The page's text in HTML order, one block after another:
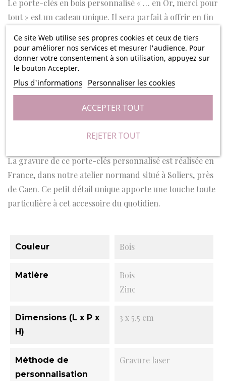
Ce site Web utilise ses propres cookies et ceux de tiers
pour améliorer nos services et mesurer l'audience. Pour
donner votre consentement à son utilisation, appuyez sur
le bouton Accepter.
Plus d'informations Personnaliser les cookies
REJETER TOUT
ACCEPTER TOUT
Le porte-clés en bois personnalisé « … en Or, merci pour
tout » est un cadeau unique. Il sera parfait à offrir en fin
ce joli porte-clés en bois avec le mot de votre choix :
Maîtresse, Éducatrice, Orthophoniste, Nounou… et d’y
ajouter le prénom de votre enfant au bas.
Avec ses dimensions de 3 x 5,5 cm, il est idéal pour
s’attacher à un trousseau de clés, un sac ou même un
s’adapte à tous les styles !
La gravure de ce porte-clés personnalisé est réalisée en
France, dans notre atelier normand situé à Soliers, près
de Caen. Ce petit détail unique apporte une touche toute
particulière à cet accessoire du quotidien.
Couleur Bois
Matière
Bois
Zinc
Dimensions (L x P x
H)
3 x 5.5 cm
Méthode de
personnalisation
Gravure laser